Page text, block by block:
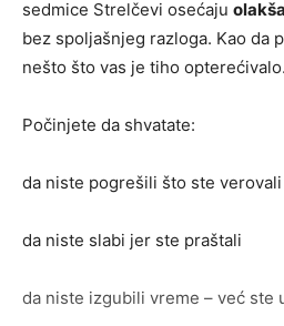
sedmice Strelčevi osećaju
bez spoljašnjeg razloga. Kao da
nešto što vas je tiho opterećivalo.
Počinjete da shvatate:
da niste pogrešili što ste verovali
da niste slabi jer ste praštali
da niste izgubili vreme – već ste